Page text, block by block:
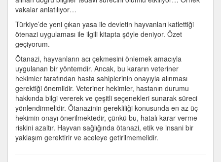
vakalar anlatılıyor…
Türkiye’de yeni çıkan yasa ile devletin hayvanları katlettiği
ötenazi uygulaması ile ilgili kitapta şöyle deniyor. Özet
geçiyorum.
Ötanazi, hayvanların acı çekmesini önlemek amacıyla
uygulanan bir yöntemdir. Ancak, bu kararın veteriner
hekimler tarafından hasta sahiplerinin onayıyla alınması
gerektiği önemlidir. Veteriner hekimler, hastanın durumu
hakkında bilgi vererek ve çeşitli seçenekleri sunarak süreci
yönlendirmelidir. Ötanazinin gerekliliği konusunda en az üç
hekimin onayı önerilmektedir, çünkü bu, hatalı karar verme
riskini azaltır. Hayvan sağlığında ötanazi, etik ve insani bir
yaklaşım gerektirir ve aceleye getirilmemelidir.